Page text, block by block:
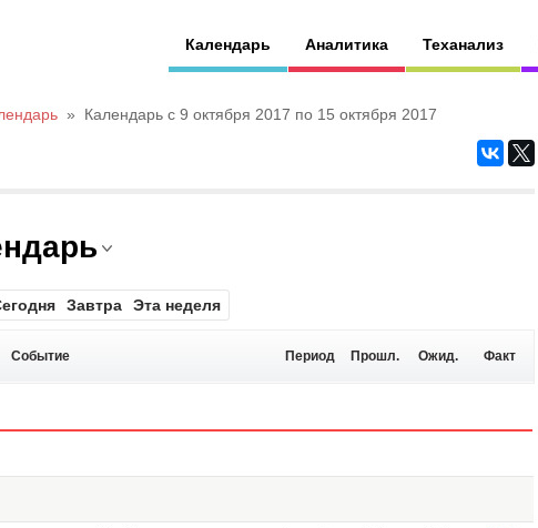
Календарь Аналитика Теханализ
» Календарь с 9 октября 2017 по 15 октября 2017
Завтра Эта неделя
Событие Период Прошл. Ожид. Факт